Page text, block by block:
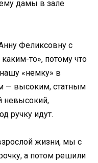
дамы в зале
Феликсовну с
то», потому что
«немку» в
— высоким, статным
невысокий,
ручку идут.
жизни, мы с
а потом решили